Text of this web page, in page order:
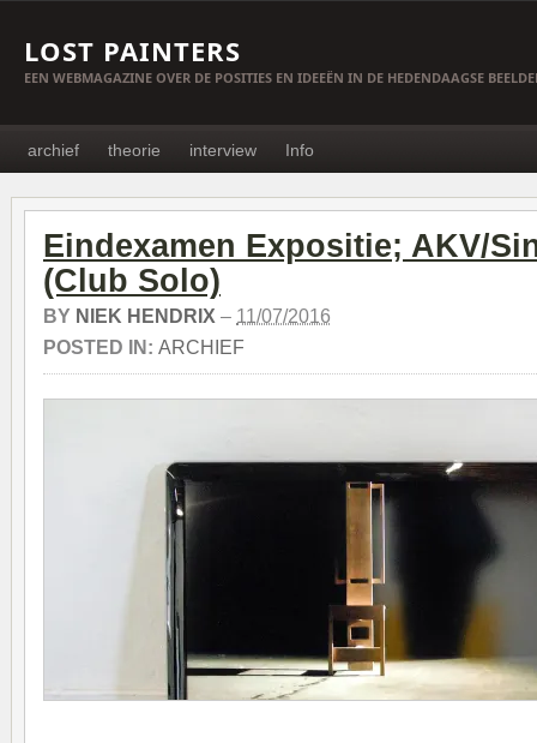
LOST PAINTERS
EEN WEBMAGAZINE OVER DE POSITIES EN IDEEËN IN DE HEDENDAAGSE
archief theorie interview Info
Eindexamen Expositie; AKV/
(Club Solo)
BY NIEK HENDRIX – 11/07/2016
POSTED IN: ARCHIEF